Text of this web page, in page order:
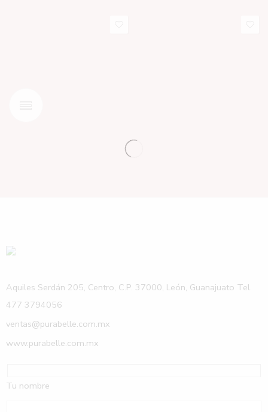
Aquiles Serdán 205, Centro, C.P. 37000, León, Guanajuato Tel.
477 3794056
ventas@purabelle.com.mx
www.purabelle.com.mx
Tu nombre